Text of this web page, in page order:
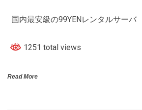
国内最安級の99YENレンタルサーバ
1251 total views
Read More